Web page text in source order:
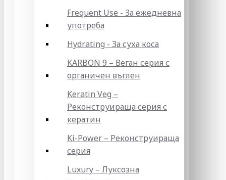
Frequent Use - За ежедневна
употреба
Hydrating - За суха коса
KARBON 9 – Веган серия с
органичен въглен
Keratin Veg –
Реконструираща серия с
кератин
Ki-Power – Реконструираща
серия
Luxury – Луксозна